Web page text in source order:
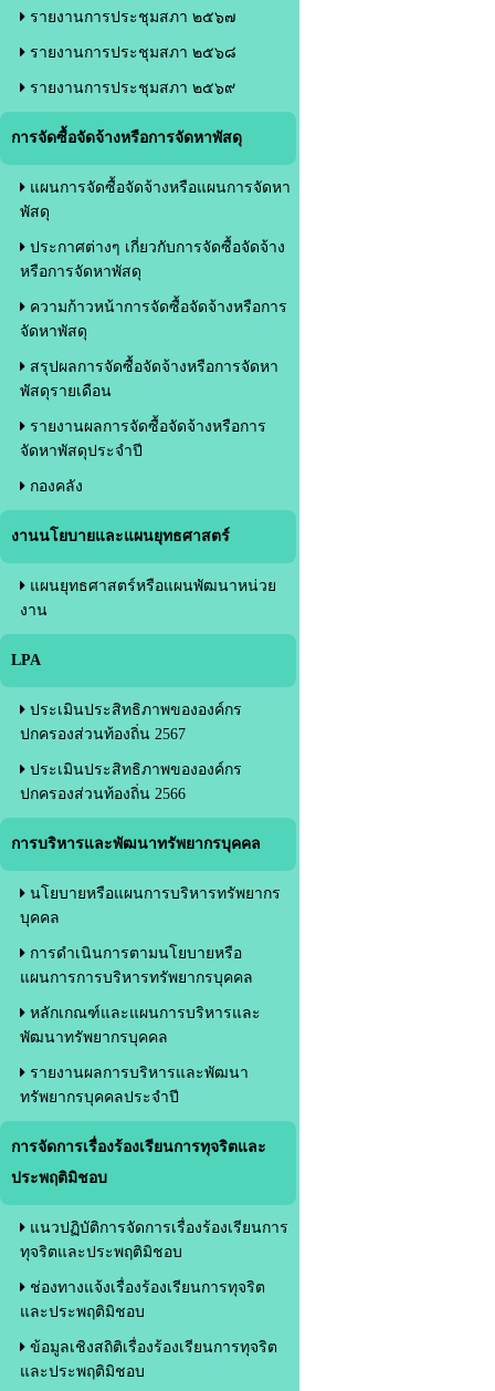
รายงานการประชุมสภา ๒๕๖๗
รายงานการประชุมสภา ๒๕๖๘
รายงานการประชุมสภา ๒๕๖๙
การจัดซื้อจัดจ้างหรือการจัดหาพัสดุ
แผนการจัดซื้อจัดจ้างหรือแผนการจัดหา
พัสดุ
ประกาศต่างๆ เกี่ยวกับการจัดซื้อจัดจ้าง
หรือการจัดหาพัสดุ
ความก้าวหน้าการจัดซื้อจัดจ้างหรือการ
จัดหาพัสดุ
สรุปผลการจัดซื้อจัดจ้างหรือการจัดหา
พัสดุรายเดือน
รายงานผลการจัดซื้อจัดจ้างหรือการ
จัดหาพัสดุประจำปี
กองคลัง
งานนโยบายและแผนยุทธศาสตร์
แผนยุทธศาสตร์หรือแผนพัฒนาหน่วย
งาน
LPA
ประเมินประสิทธิภาพขององค์กร
ปกครองส่วนท้องถิ่น 2567
ประเมินประสิทธิภาพขององค์กร
ปกครองส่วนท้องถิ่น 2566
การบริหารและพัฒนาทรัพยากรบุคคล
นโยบายหรือแผนการบริหารทรัพยากร
บุคคล
การดำเนินการตามนโยบายหรือ
แผนการการบริหารทรัพยากรบุคคล
หลักเกณฑ์และแผนการบริหารและ
พัฒนาทรัพยากรบุคคล
รายงานผลการบริหารและพัฒนา
ทรัพยากรบุคคลประจำปี
การจัดการเรื่องร้องเรียนการทุจริตและ
ประพฤติมิชอบ
แนวปฏิบัติการจัดการเรื่องร้องเรียนการ
ทุจริตและประพฤติมิชอบ
ช่องทางแจ้งเรื่องร้องเรียนการทุจริต
และประพฤติมิชอบ
ข้อมูลเชิงสถิติเรื่องร้องเรียนการทุจริต
และประพฤติมิชอบ